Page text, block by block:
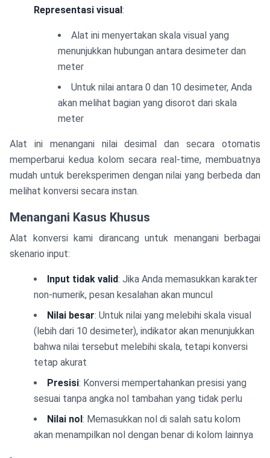
Representasi visual:
Alat ini menyertakan skala visual yang
menunjukkan hubungan antara desimeter dan
meter
Untuk nilai antara 0 dan 10 desimeter, Anda
akan melihat bagian yang disorot dari skala
meter
Alat ini menangani nilai desimal dan secara otomatis
memperbarui kedua kolom secara real-time, membuatnya
mudah untuk bereksperimen dengan nilai yang berbeda dan
melihat konversi secara instan.
Menangani Kasus Khusus
Alat konversi kami dirancang untuk menangani berbagai
skenario input:
Input tidak valid: Jika Anda memasukkan karakter
non-numerik, pesan kesalahan akan muncul
Nilai besar: Untuk nilai yang melebihi skala visual
(lebih dari 10 desimeter), indikator akan menunjukkan
bahwa nilai tersebut melebihi skala, tetapi konversi
tetap akurat
Presisi: Konversi mempertahankan presisi yang
sesuai tanpa angka nol tambahan yang tidak perlu
Nilai nol: Memasukkan nol di salah satu kolom
akan menampilkan nol dengan benar di kolom lainnya